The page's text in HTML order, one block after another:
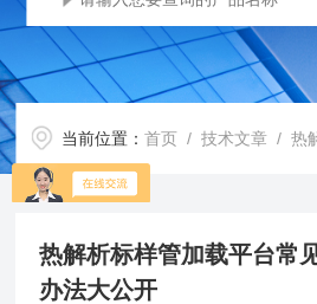
当前位置：首页 /技术文章 / 热解析标
热解析标样管加载平台常
办法大公开